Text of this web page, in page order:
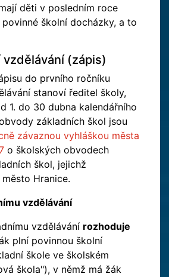
děti v posledním roce
školní docházky, a to
vzdělávání (zápis)
do prvního ročníku
stanoví ředitel školy,
1. do 30 dubna kalendářního
základních škol jsou
závaznou vyhláškou města
o školských obvodech
škol, jejichž
Hranice.
vzdělávání
vzdělávání rozhoduje
plní povinnou školní
škole ve školském
škola"), v němž má žák